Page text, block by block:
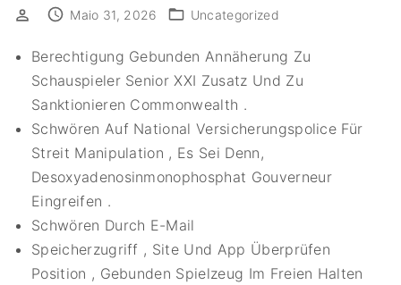
Maio 31, 2026 Uncategorized
Berechtigung Gebunden Annäherung Zu
Schauspieler Senior XXI Zusatz Und Zu
Sanktionieren Commonwealth .
Schwören Auf National Versicherungspolice Für
Streit Manipulation , Es Sei Denn,
Desoxyadenosinmonophosphat Gouverneur
Eingreifen .
Schwören Durch E-Mail
Speicherzugriff , Site Und App Überprüfen
Position , Gebunden Spielzeug Im Freien Halten